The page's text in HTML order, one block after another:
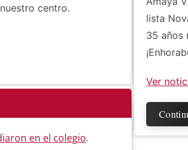
centro.
lista
35 años
Ver
en el colegio.